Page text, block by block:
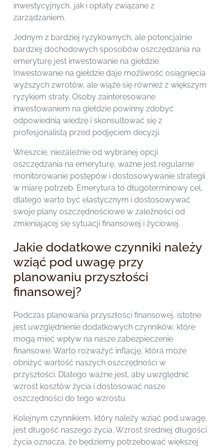
inwestycyjnych, jak i opłaty związane z
zarządzaniem.
Jednym z bardziej ryzykownych, ale potencjalnie
bardziej dochodowych sposobów oszczędzania na
emeryturę jest inwestowanie na giełdzie.
Inwestowanie na giełdzie daje możliwość osiągnięcia
wyższych zwrotów, ale wiąże się również z większym
ryzykiem straty. Osoby zainteresowane
inwestowaniem na giełdzie powinny zdobyć
odpowiednią wiedzę i skonsultować się z
profesjonalistą przed podjęciem decyzji.
Wreszcie, niezależnie od wybranej opcji
oszczędzania na emeryturę, ważne jest regularne
monitorowanie postępów i dostosowywanie strategii
w miarę potrzeb. Emerytura to długoterminowy cel,
dlatego warto być elastycznym i dostosowywać
swoje plany oszczędnościowe w zależności od
zmieniającej się sytuacji finansowej i życiowej.
Jakie dodatkowe czynniki należy
wziąć pod uwagę przy
planowaniu przyszłości
finansowej?
Podczas planowania przyszłości finansowej, istotne
jest uwzględnienie dodatkowych czynników, które
mogą mieć wpływ na nasze zabezpieczenie
finansowe. Warto rozważyć inflację, która może
obniżyć wartość naszych oszczędności w
przyszłości. Dlatego ważne jest, aby uwzględnić
wzrost kosztów życia i dostosować nasze
oszczędności do tego wzrostu.
Kolejnym czynnikiem, który należy wziąć pod uwagę,
jest długość naszego życia. Wzrost średniej długości
życia oznacza, że będziemy potrzebować większej